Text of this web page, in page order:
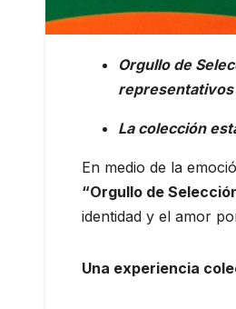
Orgullo de
representativos
La colección
En medio de la
“Orgullo de
identidad y el amor
Una experiencia